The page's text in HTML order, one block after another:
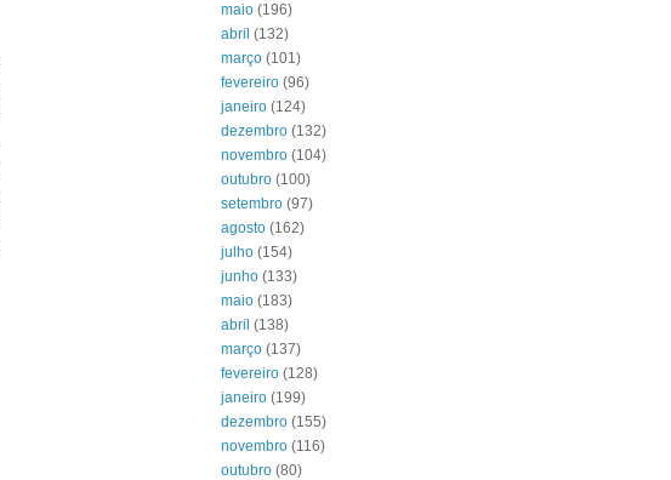
maio (196)
abril (132)
março (101)
fevereiro (96)
janeiro (124)
dezembro (132)
novembro (104)
outubro (100)
setembro (97)
agosto (162)
julho (154)
junho (133)
maio (183)
abril (138)
março (137)
fevereiro (128)
janeiro (199)
dezembro (155)
novembro (116)
outubro (80)